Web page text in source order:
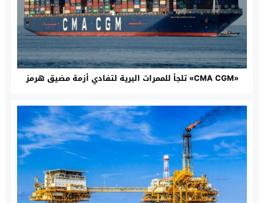
«CMA CGM» تلجأ للممرات البرية لتفادي أزمة مضيق هرمز